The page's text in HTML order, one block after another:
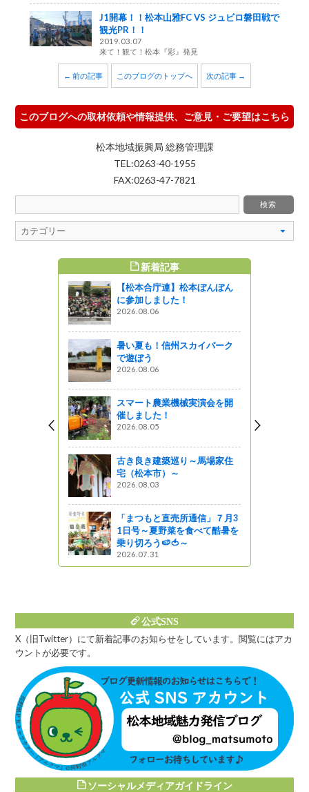
J1開幕！！松本山雅FC VS ジュビロ磐田戦で
観光PR！！
2019.03.07
来て！観て！松本『彩』発見
← 前の記事 このブログのトップへ 次の記事 →
このブログへの取材依頼や情報提供、ご意見・ご要望はこちら
松本地域振興局 総務管理課
TEL:0263-40-1955
FAX:0263-47-7821
新着記事
【松本合庁連】松本ぼんぼん
に参加しました！
2026.08.06
暑い夏も！信州スカイパーク
で遊ぼう
2026.08.06
スマート農業機械実演会を開
催しました！
2026.08.05
古き良き建築巡り～馬場家住
宅（松本市）～
2026.08.03
「まつもと直売所通信」７月3
1日号～夏野菜を食べて酷暑を
乗り切ろう🍉🍅～
2026.07.31
公式SNS
X（旧Twitter）にて新着記事のお知らせをしています。閲覧にはアカ
ウントが必要です。
ソーシャルメディアガイドライン